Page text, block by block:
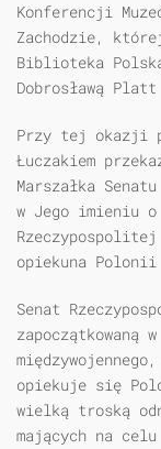
Konferencji
Zachodzie,
Biblioteka
Dobrosławą
Przy tej okazji
Łuczakiem
Marszałka
w Jego imieniu
opiekuna
Senat
zapoczątkowaną
opiekuje się
wielką troską
mających na